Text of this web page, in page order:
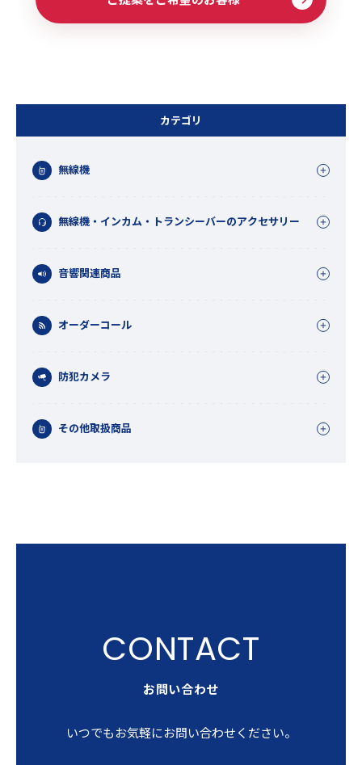
カテゴリ
無線機
無線機・インカム・トランシーバーのアクセサリー
音響関連商品
オーダーコール
防犯カメラ
その他取扱商品
お問い合わせ
いつでもお気軽にお問い合わせください。